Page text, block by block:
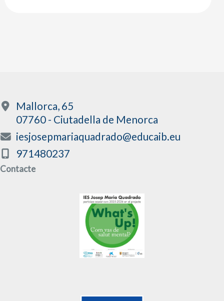
Mallorca, 65
07760 - Ciutadella de Menorca
iesjosepmariaquadrado@educaib.eu
971480237
Contacte